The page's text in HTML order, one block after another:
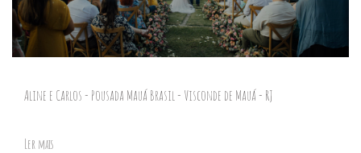
Aline e Carlos - Pousada Mauá Brasil - Visconde de Mauá - RJ
Ler mais